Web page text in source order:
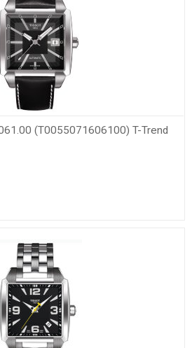
(T0055071606100) T-Trend